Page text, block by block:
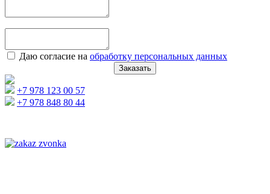
Даю согласие на обработку персональных данных
Заказать
+7 978 123 00 57
+7 978 848 80 44